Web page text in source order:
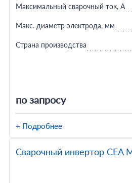
по запросу
Максимальный сварочный ток, А
Макс. диаметр электрода, мм
Страна производства
+ Подробнее
Сварочный инвертор CEA